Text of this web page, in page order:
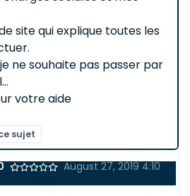
site qui explique toutes les
ne souhaite pas passer par
votre aide
sujet
August 27, 2019 4:10